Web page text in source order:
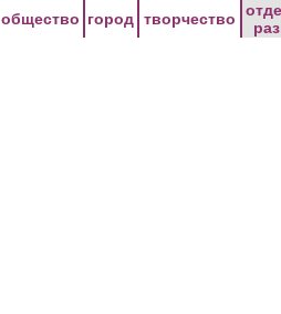
общество город творчество